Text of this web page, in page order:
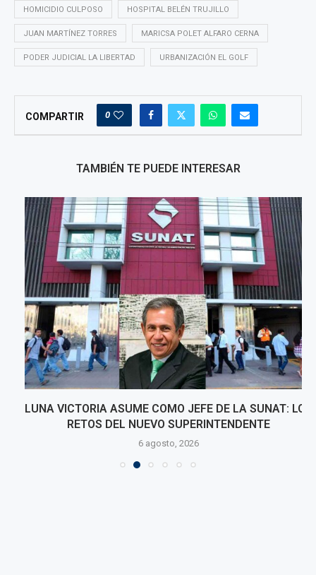
HOMICIDIO CULPOSO HOSPITAL BELÉN TRUJILLO
JUAN MARTÍNEZ TORRES MARICSA POLET ALFARO CERNA
PODER JUDICIAL LA LIBERTAD URBANIZACIÓN EL GOLF
COMPARTIR 0
TAMBIÉN TE PUEDE INTERESAR
LUNA VICTORIA ASUME COMO JEFE DE LA SUNAT: LOS
RETOS DEL NUEVO SUPERINTENDENTE
6 agosto, 2026